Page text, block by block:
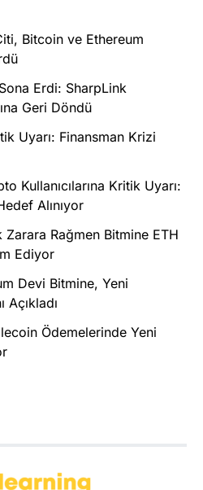
Bitcoin ve Ethereum
Erdi: SharpLink
Geri Döndü
Uyarı: Finansman Krizi
Kullanıcılarına Kritik Uyarı:
Alınıyor
Zarara Rağmen Bitmine ETH
Ediyor
Devi Bitmine, Yeni
Açıkladı
Ödemelerinde Yeni